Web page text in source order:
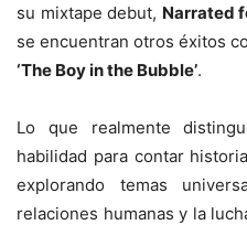
su mixtape debut, Narrated
se encuentran otros éxitos
‘The Boy in the Bubble’.
Lo que realmente
habilidad para contar
explorando temas
relaciones humanas y la